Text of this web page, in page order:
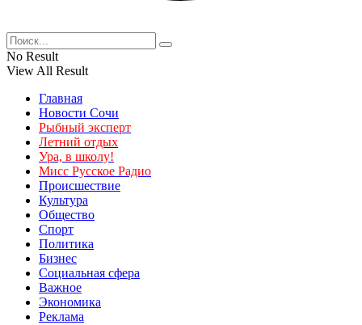
No Result
View All Result
Главная
Новости Сочи
Рыбный эксперт
Летний отдых
Ура, в школу!
Мисс Русское Радио
Происшествие
Культура
Общество
Спорт
Политика
Бизнес
Социальная сфера
Важное
Экономика
Реклама